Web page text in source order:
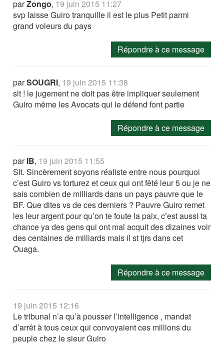
parZongo, 19 juin 2015 11:27
svp laisse Guiro tranquille il est le plus Petit parmi
grand voleurs du pays
Répondre à ce message
parSOUGRI, 19 juin 2015 11:38
slt ! le jugement ne doit pas être impliquer seulement
Guiro même les Avocats qui le défend font partie
Répondre à ce message
parIB, 19 juin 2015 11:55
Slt. Sincèrement soyons réaliste entre nous pourquoi
c’est Guiro vs torturez et ceux qui ont fêté leur 5 ou je ne
sais combien de milliards dans un pays pauvre que le
BF. Que dites vs de ces derniers ? Pauvre Guiro remet
les leur argent pour qu’on te foute la paix, c’est aussi ta
chance ya des gens qui ont mal acquit des dizaines voir
des centaines de milliards mais il st tjrs dans cet
Ouaga.
Répondre à ce message
19 juin 2015 12:16
Le tribunal n’a qu’à pousser l’intelligence , mandat
d’arrêt à tous ceux qui convoyaient ces millions du
peuple chez le sieur Guiro